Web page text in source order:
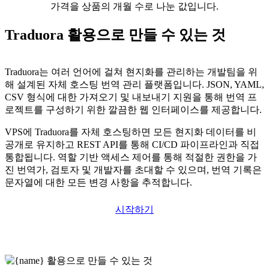
가격을 상품의 개월 수로 나눈 값입니다.
Traduora 활용으로 만들 수 있는 것
Traduora는 여러 언어에 걸쳐 현지화를 관리하는 개발팀을 위
해 설계된 자체 호스팅 번역 관리 플랫폼입니다. JSON, YAML,
CSV 형식에 대한 가져오기 및 내보내기 지원을 통해 번역 프
로젝트를 구성하기 위한 깔끔한 웹 인터페이스를 제공합니다.
VPS에 Traduora를 자체 호스팅하면 모든 현지화 데이터를 비
공개로 유지하고 REST API를 통해 CI/CD 파이프라인과 직접
통합됩니다. 역할 기반 액세스 제어를 통해 적절한 권한을 가
진 번역가, 검토자 및 개발자를 초대할 수 있으며, 번역 기록은
문자열에 대한 모든 변경 사항을 추적합니다.
시작하기